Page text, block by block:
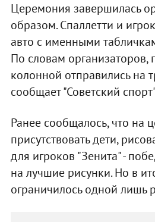
Церемония завершилась
образом. Спаллетти и
авто с именными
По словам организаторов,
колонной отправились на
сообщает "Советский
Ранее сообщалось, что на
присутствовать дети,
для игроков "Зенита" -
на лучшие рисунки. Но в
ограничилось одной лишь